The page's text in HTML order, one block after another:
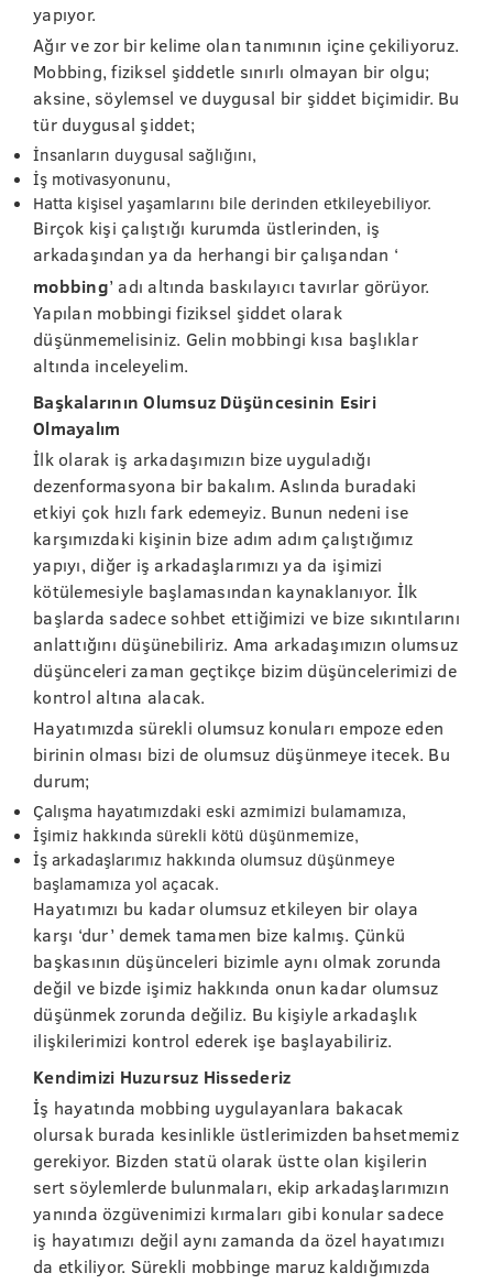
yapıyor.
Ağır ve zor bir kelime olan tanımının içine çekiliyoruz.
Mobbing, fiziksel şiddetle sınırlı olmayan bir olgu;
aksine, söylemsel ve duygusal bir şiddet biçimidir. Bu
tür duygusal şiddet;
İnsanların duygusal sağlığını,
İş motivasyonunu,
Hatta kişisel yaşamlarını bile derinden etkileyebiliyor.
Birçok kişi çalıştığı kurumda üstlerinden, iş
arkadaşından ya da herhangi bir çalışandan ‘
mobbing’ adı altında baskılayıcı tavırlar görüyor.
Yapılan mobbingi fiziksel şiddet olarak
düşünmemelisiniz. Gelin mobbingi kısa başlıklar
altında inceleyelim.
Başkalarının Olumsuz Düşüncesinin Esiri
Olmayalım
İlk olarak iş arkadaşımızın bize uyguladığı
dezenformasyona bir bakalım. Aslında buradaki
etkiyi çok hızlı fark edemeyiz. Bunun nedeni ise
karşımızdaki kişinin bize adım adım çalıştığımız
yapıyı, diğer iş arkadaşlarımızı ya da işimizi
kötülemesiyle başlamasından kaynaklanıyor. İlk
başlarda sadece sohbet ettiğimizi ve bize sıkıntılarını
anlattığını düşünebiliriz. Ama arkadaşımızın olumsuz
düşünceleri zaman geçtikçe bizim düşüncelerimizi de
kontrol altına alacak.
Hayatımızda sürekli olumsuz konuları empoze eden
birinin olması bizi de olumsuz düşünmeye itecek. Bu
durum;
Çalışma hayatımızdaki eski azmimizi bulamamıza,
İşimiz hakkında sürekli kötü düşünmemize,
İş arkadaşlarımız hakkında olumsuz düşünmeye
başlamamıza yol açacak.
Hayatımızı bu kadar olumsuz etkileyen bir olaya
karşı ‘dur’ demek tamamen bize kalmış. Çünkü
başkasının düşünceleri bizimle aynı olmak zorunda
değil ve bizde işimiz hakkında onun kadar olumsuz
düşünmek zorunda değiliz. Bu kişiyle arkadaşlık
ilişkilerimizi kontrol ederek işe başlayabiliriz.
Kendimizi Huzursuz Hissederiz
İş hayatında mobbing uygulayanlara bakacak
olursak burada kesinlikle üstlerimizden bahsetmemiz
gerekiyor. Bizden statü olarak üstte olan kişilerin
sert söylemlerde bulunmaları, ekip arkadaşlarımızın
yanında özgüvenimizi kırmaları gibi konular sadece
iş hayatımızı değil aynı zamanda da özel hayatımızı
da etkiliyor. Sürekli mobbinge maruz kaldığımızda